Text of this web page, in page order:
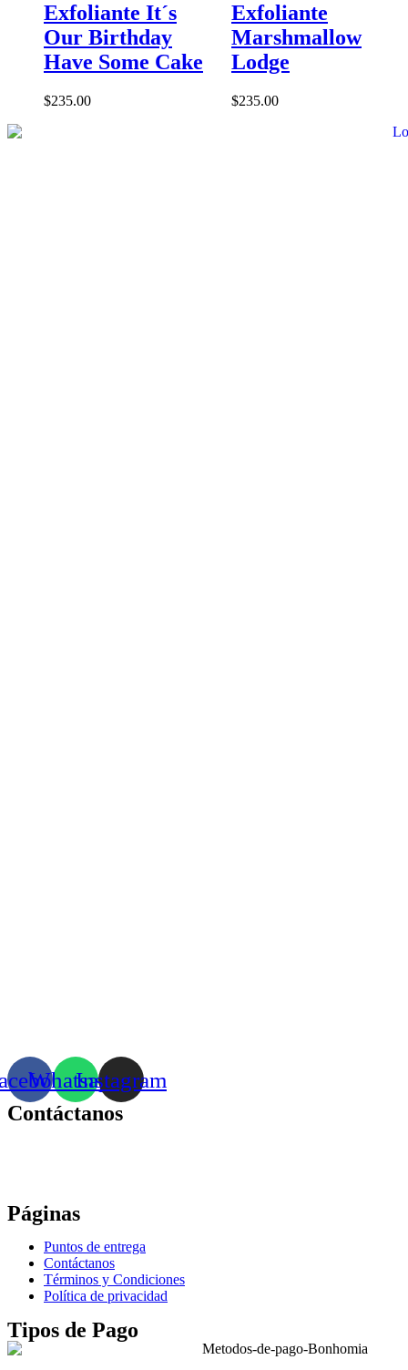
Exfoliante It´s
Our Birthday
Have Some Cake
$235.00
Exfoliante
Marshmallow
Lodge
$235.00
WhatsappInstagram
Contáctanos
Páginas
Puntos de entrega
Contáctanos
Términos y Condiciones
Política de privacidad
Tipos de Pago